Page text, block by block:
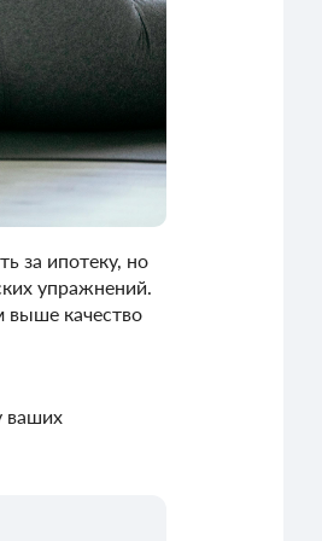
за ипотеку, но
упражнений.
выше качество
ваших